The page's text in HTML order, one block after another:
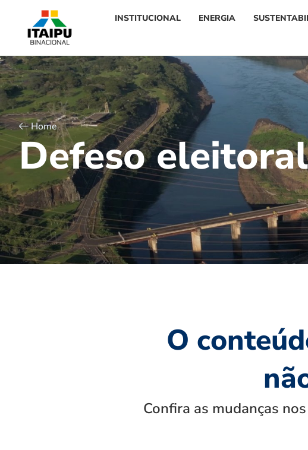
INSTITUCIONAL ENERGIA
Home
Defeso eleitoral
O
Confira as mudanças